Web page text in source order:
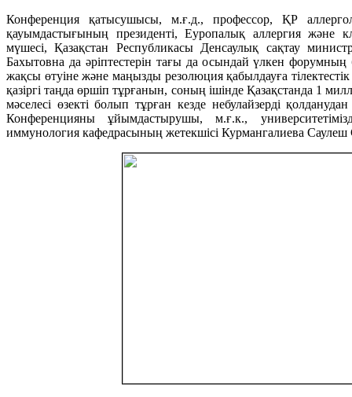
Конференция қатысушысы, м.ғ.д., профессор, ҚР
қауымдастығының президенті, Еуропалық аллергия және
мүшесі, Қазақстан Республикасы Денсаулық сақтау
Бахытовна да әріптестерін тағы да осындай үлкен
жақсы өтуіне және маңызды резолюция қабылдауға
қазіргі таңда өршіп тұрғанын, соның ішінде Қазақстанда 1
мәселесі өзекті болып тұрған кезде небулайзерді
Конференцияны ұйымдастырушы, м.ғ.к.,
иммунология кафедрасының жетекшісі Курмангалиева